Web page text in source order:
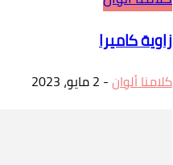
زاوية كاميرا
كلامنا ألوان- 2 مايو، 2023